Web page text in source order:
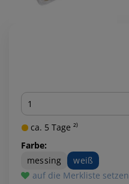
Menge
ca. 5 Tage ²⁾
Farbe:
messing
weiß
auf die Merkliste setzen